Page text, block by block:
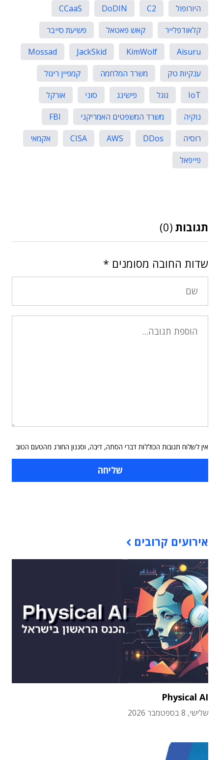
היורופול
C2
DoDIN
CCaaS
קלאודפלייר
קאש פאטאל
פשיעת סייבר
Aisuru
KimWolf
JackSkid
Mossad
ענקיות טק
משרד המלחמה
קמפיין ריגול
IoT
גוגל פישינג סוני
אורקל
נוקיה
משרד המשפטים האמריקני
FBI
רוסיה
DDos
AWS
CISA
אקמאי
פייפאל
תגובות (0)
שדות החובה מסומנים *
אין לשלוח תגובות הכוללות דברי הסתה, דיבה, וסגנון החורג מהטעם הטוב
אירועים קרובים
Physical AI
שלישי, 8 בספטמבר 2026